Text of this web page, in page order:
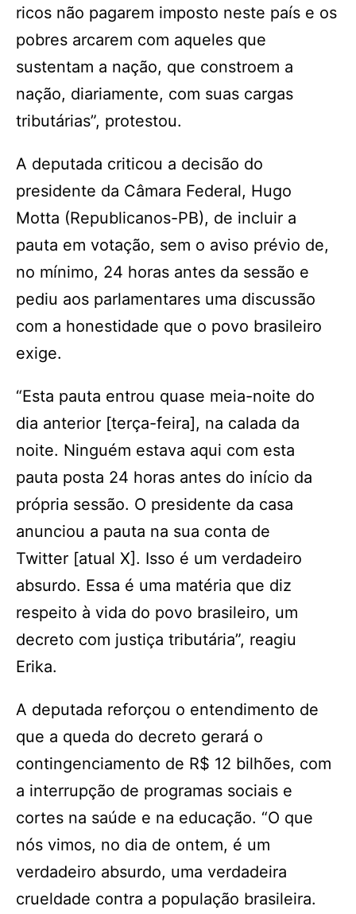
ricos não pagarem imposto neste país e os
pobres arcarem com aqueles que
sustentam a nação, que constroem a
nação, diariamente, com suas cargas
tributárias”, protestou.
A deputada criticou a decisão do
presidente da Câmara Federal, Hugo
Motta (Republicanos-PB), de incluir a
pauta em votação, sem o aviso prévio de,
no mínimo, 24 horas antes da sessão e
pediu aos parlamentares uma discussão
com a honestidade que o povo brasileiro
exige.
“Esta pauta entrou quase meia-noite do
dia anterior [terça-feira], na calada da
noite. Ninguém estava aqui com esta
pauta posta 24 horas antes do início da
própria sessão. O presidente da casa
anunciou a pauta na sua conta de
Twitter [atual X]. Isso é um verdadeiro
absurdo. Essa é uma matéria que diz
respeito à vida do povo brasileiro, um
decreto com justiça tributária”, reagiu
Erika.
A deputada reforçou o entendimento de
que a queda do decreto gerará o
contingenciamento de R$ 12 bilhões, com
a interrupção de programas sociais e
cortes na saúde e na educação. “O que
nós vimos, no dia de ontem, é um
verdadeiro absurdo, uma verdadeira
crueldade contra a população brasileira.